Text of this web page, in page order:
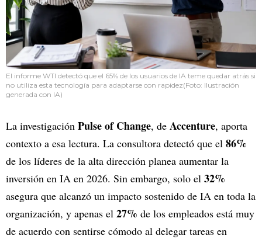
El informe WTI detectó que el 65% de los usuarios de IA teme quedar atrás si
no utiliza esta tecnología para adaptarse con rapidez(Foto: Ilustración
generada con IA)
La investigación Pulse of Change, de Accenture, aporta
contexto a esa lectura. La consultora detectó que el 86%
de los líderes de la alta dirección planea aumentar la
inversión en IA en 2026. Sin embargo, solo el 32%
asegura que alcanzó un impacto sostenido de IA en toda la
organización, y apenas el 27% de los empleados está muy
de acuerdo con sentirse cómodo al delegar tareas en